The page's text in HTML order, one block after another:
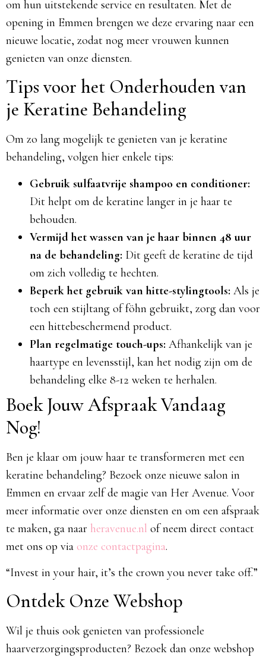
om hun uitstekende service en resultaten. Met de
opening in Emmen brengen we deze ervaring naar een
nieuwe locatie, zodat nog meer vrouwen kunnen
genieten van onze diensten.​
Tips voor het Onderhouden van
je Keratine Behandeling
Om zo lang mogelijk te genieten van je keratine
behandeling, volgen hier enkele tips:
Gebruik sulfaatvrije shampoo en conditioner:
Dit helpt om de keratine langer in je haar te
behouden.​
Vermijd het wassen van je haar binnen 48 uur
na de behandeling: Dit geeft de keratine de tijd
om zich volledig te hechten.​
Beperk het gebruik van hitte-stylingtools: Als je
toch een stijltang of föhn gebruikt, zorg dan voor
een hittebeschermend product.​
Plan regelmatige touch-ups: Afhankelijk van je
haartype en levensstijl, kan het nodig zijn om de
behandeling elke 8-12 weken te herhalen.​
Boek Jouw Afspraak Vandaag
Nog!
Ben je klaar om jouw haar te transformeren met een
keratine behandeling? Bezoek onze nieuwe salon in
Emmen en ervaar zelf de magie van Her Avenue. Voor
meer informatie over onze diensten en om een afspraak
te maken, ga naar heravenue.nl of neem direct contact
met ons op via onze contactpagina.​
“Invest in your hair, it’s the crown you never take off.”​
Ontdek Onze Webshop
Wil je thuis ook genieten van professionele
haarverzorgingsproducten? Bezoek dan onze webshop